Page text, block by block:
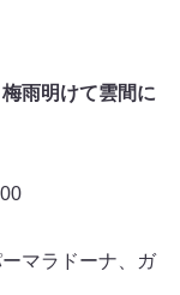
雨明けて雲間に
マラドーナ、ガ